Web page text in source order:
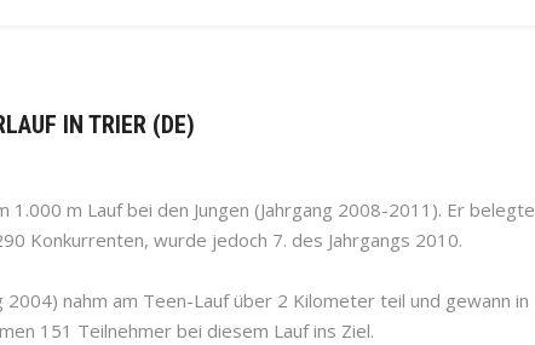
IN TRIER (DE)
1.000 m Lauf bei den Jungen (Jahrgang 2008-2011). Er belegte
Konkurrenten, wurde jedoch 7. des Jahrgangs 2010.
2004) nahm am Teen-Lauf über 2 Kilometer teil und gewann in
151 Teilnehmer bei diesem Lauf ins Ziel.